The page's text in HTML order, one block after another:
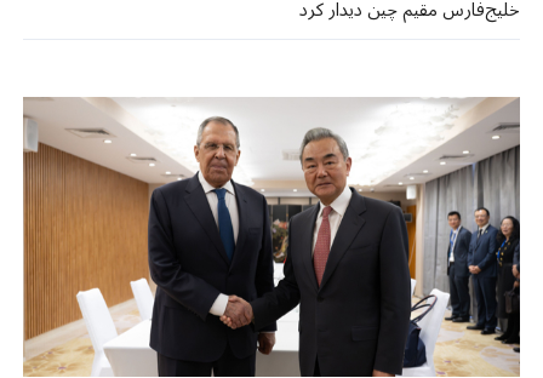
خلیج‌فارس مقیم چین دیدار کرد